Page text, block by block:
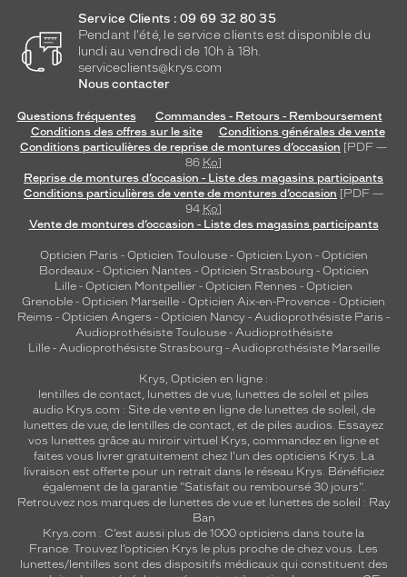
Service Clients : 09 69 32 80 35
Pendant l'été, le service clients est disponible du
lundi au vendredi de 10h à 18h.
serviceclients@krys.com
Nous contacter
Questions fréquentes
Commandes - Retours - Remboursement
Conditions des offres sur le site
Conditions générales de vente
Conditions particulières de reprise de montures d’occasion [PDF —
86 Ko]
Reprise de montures d’occasion - Liste des magasins participants
Conditions particulières de vente de montures d’occasion [PDF —
94 Ko]
Vente de montures d’occasion - Liste des magasins participants
Opticien Paris - Opticien Toulouse- Opticien Lyon - Opticien
Bordeaux- Opticien Nantes - Opticien Strasbourg - Opticien
Lille - Opticien Montpellier - Opticien Rennes - Opticien
Grenoble - Opticien Marseille - Opticien Aix-en-Provence - Opticien
Reims - Opticien Angers - Opticien Nancy - Audioprothésiste Paris -
Audioprothésiste Toulouse- Audioprothésiste
Lille- Audioprothésiste Strasbourg - Audioprothésiste Marseille
Krys, Opticien en ligne :
lentilles de contact, lunettes de vue, lunettes de soleil et piles
audio Krys.com : Site de vente en ligne de lunettes de soleil, de
lunettes de vue, de lentilles de contact, et de piles audios. Essayez
vos lunettes grâce au miroir virtuel Krys, commandez en ligne et
faites vous livrer gratuitement chez l'un des opticiens Krys. La
livraison est offerte pour un retrait dans le réseau Krys. Bénéficiez
également de la garantie "Satisfait ou remboursé 30 jours".
Retrouvez nos marques de lunettes de vue et lunettes de soleil : Ray
Ban
Krys.com : C’est aussi plus de 1000 opticiens dans toute la
France. Trouvez l’opticien Krys le plus proche de chez vous. Les
lunettes/lentilles sont des dispositifs médicaux qui constituent des